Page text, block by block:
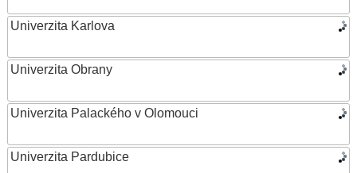
Univerzita Karlova
Univerzita Obrany
Univerzita Palackého v Olomouci
Univerzita Pardubice